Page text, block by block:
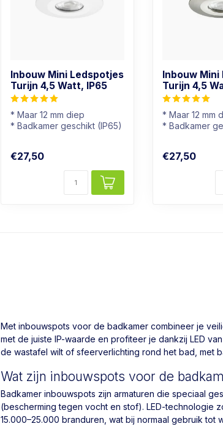
Inbouw Mini Ledspotjes
Turijn 4,5 Watt, IP65
* Maar 12 mm diep
* Badkamer geschikt (IP65)
€27,50
Inbouw
Turijn 4,5
* Maar 12 mm
* Badkamer
€27,50
Met inbouwspots voor de badkamer combineer je
met de juiste IP-waarde en profiteer je dankzij LED
de wastafel wilt of sfeerverlichting rond het bad, met
Wat zijn inbouwspots voor de
Badkamer inbouwspots zijn armaturen die speciaal
(bescherming tegen vocht en stof). LED-technologie
15.000–25.000 branduren, wat bij normaal gebruik tot